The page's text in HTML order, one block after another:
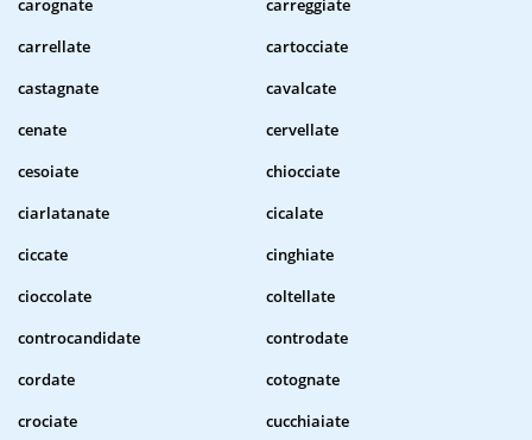
carognate
carreggiate
carrellate
cartocciate
castagnate
cavalcate
cenate
cervellate
cesoiate
chiocciate
ciarlatanate
cicalate
ciccate
cinghiate
cioccolate
coltellate
controcandidate
controdate
cordate
cotognate
crociate
cucchiaiate